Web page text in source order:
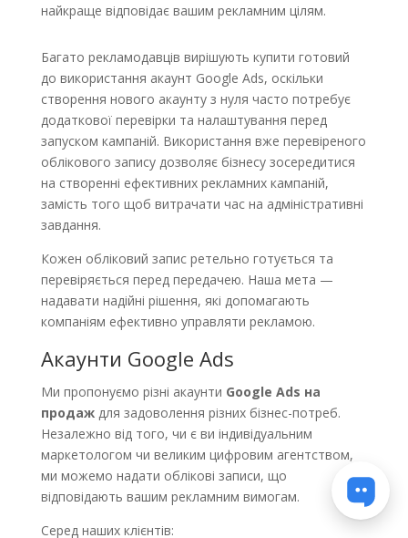
найкраще відповідає вашим рекламним цілям.
Багато рекламодавців вирішують купити готовий
до використання акаунт Google Ads, оскільки
створення нового акаунту з нуля часто потребує
додаткової перевірки та налаштування перед
запуском кампаній. Використання вже перевіреного
облікового запису дозволяє бізнесу зосередитися
на створенні ефективних рекламних кампаній,
замість того щоб витрачати час на адміністративні
завдання.
Кожен обліковий запис ретельно готується та
перевіряється перед передачею. Наша мета —
надавати надійні рішення, які допомагають
компаніям ефективно управляти рекламою.
Акаунти Google Ads
Ми пропонуємо різні акаунти Google Ads на
продаждля задоволення різних бізнес-потреб.
Незалежно від того, чи є ви індивідуальним
маркетологом чи великим цифровим агентством,
ми можемо надати облікові записи, що
відповідають вашим рекламним вимогам.
Серед наших клієнтів: